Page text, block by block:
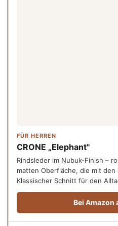
FÜR HERREN
CRONE „Elephant"
Rindsleder im Nubuk-Finish –
matten Oberfläche, die mit den
Klassischer Schnitt für den
Bei Amazon